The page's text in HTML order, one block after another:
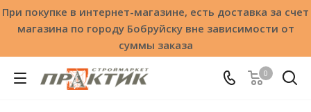
При покупке в интернет-магазине, есть доставка за счет
магазина по городу Бобруйску вне зависимости от
суммы заказа
0